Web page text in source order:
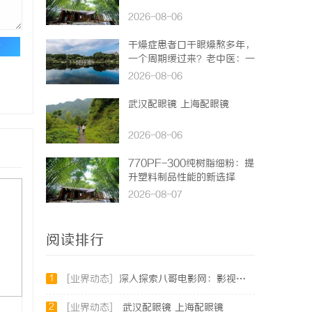
2026-08-06
干燥症患者口干眼燥熬多年，
一个周期缓过来？老中医：一
张辨证方对症，身体找回津液
2026-08-06
武汉配眼镜 上海配眼镜
2026-08-06
770PF-300纯树脂细粉：提
升塑料制品性能的新选择
2026-08-07
阅读排行
1 [业界动态] 深入探索八哥电影网：影视资源的宝库与用户体验的革新
2 [业界动态] 武汉配眼镜 上海配眼镜